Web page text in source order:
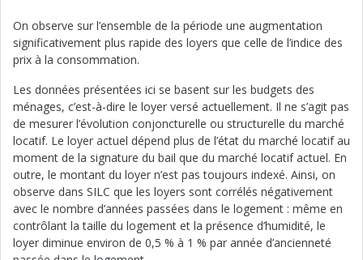
On observe sur l’ensemble de la période une augmentation
significativement plus rapide des loyers que celle de l’indice des
prix à la consommation.
Les données présentées ici se basent sur les budgets des
ménages, c’est-à-dire le loyer versé actuellement. Il ne s’agit pas
de mesurer l’évolution conjoncturelle ou structurelle du marché
locatif. Le loyer actuel dépend plus de l’état du marché locatif au
moment de la signature du bail que du marché locatif actuel. En
outre, le montant du loyer n’est pas toujours indexé. Ainsi, on
observe dans SILC que les loyers sont corrélés négativement
avec le nombre d’années passées dans le logement : même en
contrôlant la taille du logement et la présence d’humidité, le
loyer diminue environ de 0,5 % à 1 % par année d’ancienneté